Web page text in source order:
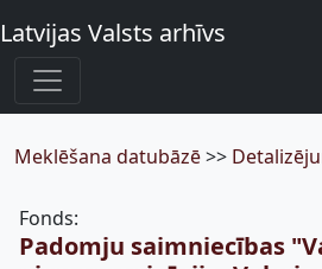
Latvijas Valsts arhīvs
Meklēšana datubāzē>>
Fonds:
Padomju saimniecības